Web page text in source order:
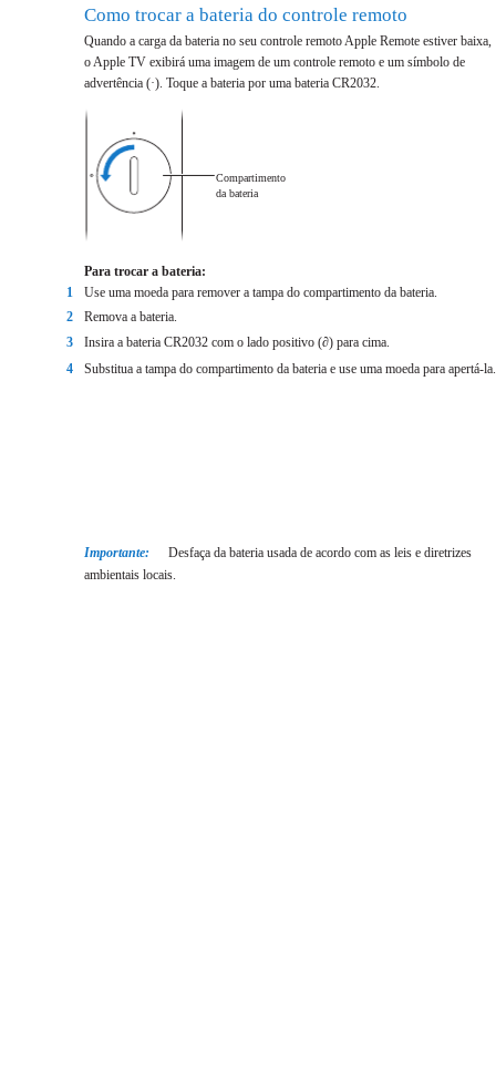
Como trocar a bateria do controle remoto
Quando a carga da bateria no seu controle remoto Apple Remote estiver baixa,
o Apple TV exibirá uma imagem de um controle remoto e um símbolo de
advertência (·). Toque a bateria por uma bateria CR2032.
Compartimento
da bateria
Para trocar a bateria:
1
Use uma moeda para remover a tampa do compartimento da bateria.
2
Remova a bateria.
3
Insira a bateria CR2032 com o lado positivo (∂) para cima.
4
Substitua a tampa do compartimento da bateria e use uma moeda para apertá-la.
Importante:
Desfaça da bateria usada de acordo com as leis e diretrizes
ambientais locais.